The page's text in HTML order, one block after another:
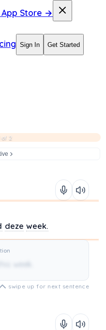
App Store →
Sign In Get Started
of 2
deze week.
swipe up for next sentence